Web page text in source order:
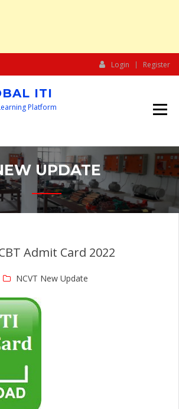
Login Register
ITI
Platform
UPDATE
Admit Card 2022
NCVT New Update